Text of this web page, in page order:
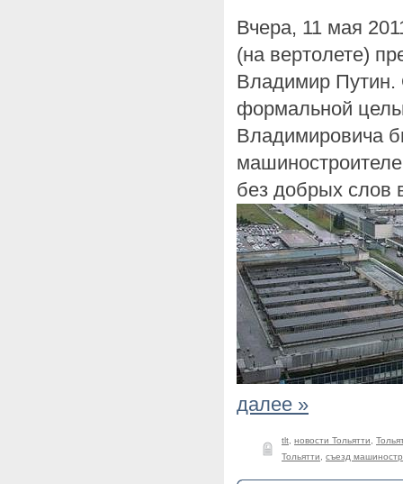
Вчера, 11 мая
(на вертолете)
Владимир
формальной
Владимировича
без добрых слов
далее »
tlt новости Тольятти
Тольятти
съезд